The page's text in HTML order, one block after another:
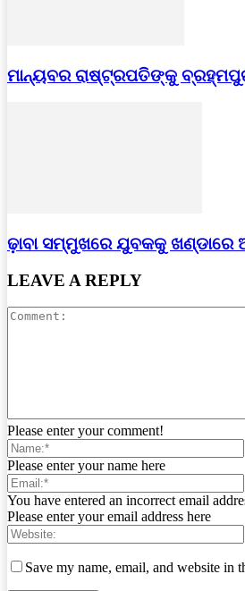
ମାନ୍ୟବର ରାଷ୍ଟ୍ରପତିଙ୍କୁ
ଢ଼ାବା ସମ୍ମୁଖରେ ଯୁବକକୁ
LEAVE A REPLY
Please enter your comment!
Please enter your name here
You have entered an incorrect email
Please enter your email address here
Save my name, email, and website in